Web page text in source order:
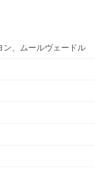
ン、ムールヴェードル